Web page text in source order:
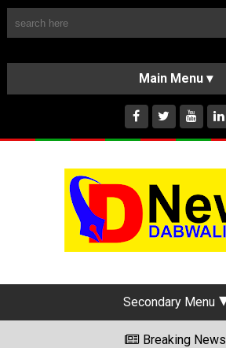
HOME
ABOUT US
INSTAGRAM
Secondary Menu
Breaking News